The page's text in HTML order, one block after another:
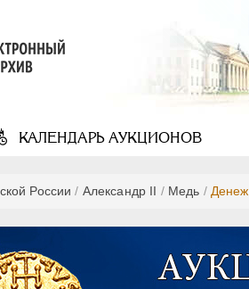
КАЛЕНДАРЬАУКЦИОНОВ
России / Александр II / Медь /